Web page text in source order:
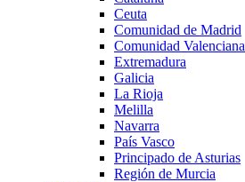
Ceuta
Comunidad de Madrid
Comunidad Valenciana
Extremadura
Galicia
La Rioja
Melilla
Navarra
País Vasco
Principado de Asturias
Región de Murcia